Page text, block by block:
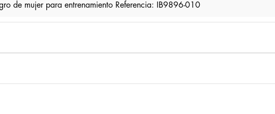
de mujer para entrenamiento Referencia: IB9896-010